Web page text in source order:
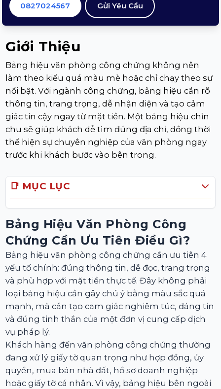
0827024567 Gửi Yêu Cầu
Giới Thiệu
Bảng hiệu văn phòng công chứng không nên
làm theo kiểu quá màu mè hoặc chỉ chạy theo sự
nổi bật. Với ngành công chứng, bảng hiệu cần rõ
thông tin, trang trọng, dễ nhận diện và tạo cảm
giác tin cậy ngay từ mặt tiền. Một bảng hiệu chỉn
chu sẽ giúp khách dễ tìm đúng địa chỉ, đồng thời
thể hiện sự chuyên nghiệp của văn phòng ngay
trước khi khách bước vào bên trong.
📑 MỤC LỤC
Bảng Hiệu Văn Phòng Công
Chứng Cần Ưu Tiên Điều Gì?
Bảng hiệu văn phòng công chứng cần ưu tiên 4
yếu tố chính: đúng thông tin, dễ đọc, trang trọng
và phù hợp với mặt tiền thực tế. Đây không phải
loại bảng hiệu cần gây chú ý bằng màu sắc quá
mạnh, mà cần tạo cảm giác nghiêm túc, đáng tin
và đúng tinh thần của một đơn vị cung cấp dịch
vụ pháp lý.
Khách hàng đến văn phòng công chứng thường
đang xử lý giấy tờ quan trọng như hợp đồng, ủy
quyền, mua bán nhà đất, hồ sơ doanh nghiệp
hoặc giấy tờ cá nhân. Vì vậy, bảng hiệu bên ngoài